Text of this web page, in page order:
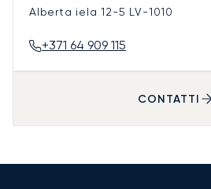
Alberta iela 12-5 LV-1010
+371 64 909 115
CONTATTI